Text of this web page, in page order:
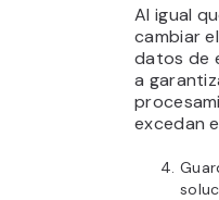
Al igual
cambiar
datos de
a
excedan